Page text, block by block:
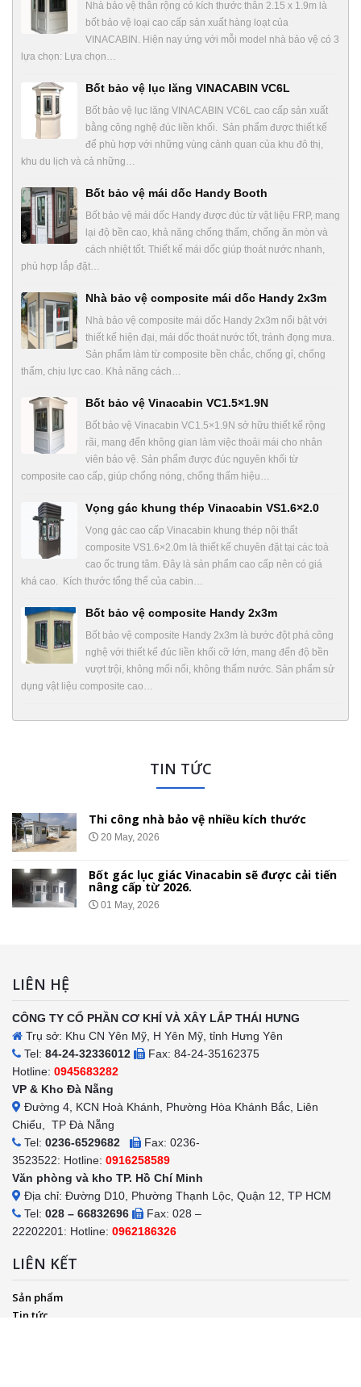
Nhà bảo vệ thân rộng có kích thước thân 2.15 x 1.9m là
bốt bảo vệ loại cao cấp sản xuất hàng loạt của
VINACABIN. Hiện nay ứng với mỗi model nhà bảo vệ có 3
lựa chọn: Lựa chọn…
Bốt bảo vệ lục lăng VINACABIN VC6L
Bốt bảo vệ lục lăng VINACABIN VC6L cao cấp sản xuất
bằng công nghệ đúc liền khối. Sản phẩm được thiết kế
để phù hợp với những vùng cảnh quan của khu đô thị,
khu du lịch và cả những…
Bốt bảo vệ mái dốc Handy Booth
Bốt bảo vệ mái dốc Handy được đúc từ vật liệu FRP, mang
lại độ bền cao, khả năng chống thấm, chống ăn mòn và
cách nhiệt tốt. Thiết kế mái dốc giúp thoát nước nhanh,
phù hợp lắp đặt…
Nhà bảo vệ composite mái dốc Handy 2x3m
Nhà bảo vệ composite mái dốc Handy 2x3m nổi bật với
thiết kế hiện đại, mái dốc thoát nước tốt, tránh đọng mưa.
Sản phẩm làm từ composite bền chắc, chống gỉ, chống
thấm, chịu lực cao. Khả năng cách…
Bốt bảo vệ Vinacabin VC1.5×1.9N
Bốt bảo vệ Vinacabin VC1.5×1.9N sở hữu thiết kế rộng
rãi, mang đến không gian làm việc thoải mái cho nhân
viên bảo vệ. Sản phẩm được đúc nguyên khối từ
composite cao cấp, giúp chống nóng, chống thấm hiệu…
Vọng gác khung thép Vinacabin VS1.6×2.0
Vọng gác cao cấp Vinacabin khung thép nội thất
composite VS1.6×2.0m là thiết kế chuyên đặt tại các toà
cao ốc trung tâm. Đây là sản phẩm cao cấp nên có giá
khá cao. Kích thước tổng thể của cabin…
Bốt bảo vệ composite Handy 2x3m
Bốt bảo vệ composite Handy 2x3m là bước đột phá công
nghệ với thiết kế đúc liền khối cỡ lớn, mang đến độ bền
vượt trội, không mối nối, không thấm nước. Sản phẩm sử
dụng vật liệu composite cao…
TIN TỨC
thước
cải tiến
Nhà bảo vệ gắn bánh xe di
Chốt Bảo Vệ Bằng Tôn Xốp –
Giá Lắp Đặt Tại 34 Tỉnh Thành
LIÊN HỆ
CÔNG TY CỔ PHẦN CƠ KHÍ VÀ XÂY LẮP THÁI HƯNG
Trụ sở: Khu CN Yên Mỹ, H Yên Mỹ, tỉnh Hưng Yên
Tel: 84-24-32336012
Fax: 84-24-35162375
Hotline: 0945683282
VP & Kho Đà Nẵng
Đường 4, KCN Hoà Khánh, Phường Hòa Khánh Bắc, Liên
Chiểu, TP Đà Nẵng
Tel: 0236-6529682
Fax: 0236-
3523522: Hotline: 0916258589
Văn phòng và kho TP. Hồ Chí Minh
Địa chỉ: Đường D10, Phường Thạnh Lộc, Quận 12, TP HCM
Tel: 028 – 66832696
Fax: 028 –
22202201: Hotline: 0962186326
LIÊN KẾT
Sản phẩm
Tin tức